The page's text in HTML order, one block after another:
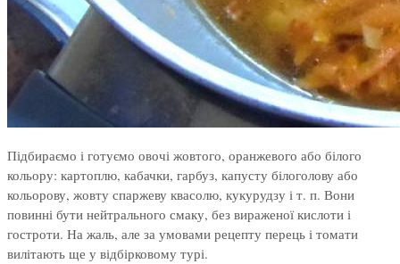
Підбираємо і готуємо овочі жовтого, оранжевого або білого
кольору: картоплю, кабачки, гарбуз, капусту білоголову або
кольорову, жовту спаржеву квасолю, кукурудзу і т. п. Вони
повинні бути нейтрального смаку, без вираженої кислоти і
гостроти. На жаль, але за умовами рецепту перець і томати
вилітають ще у відбірковому турі.